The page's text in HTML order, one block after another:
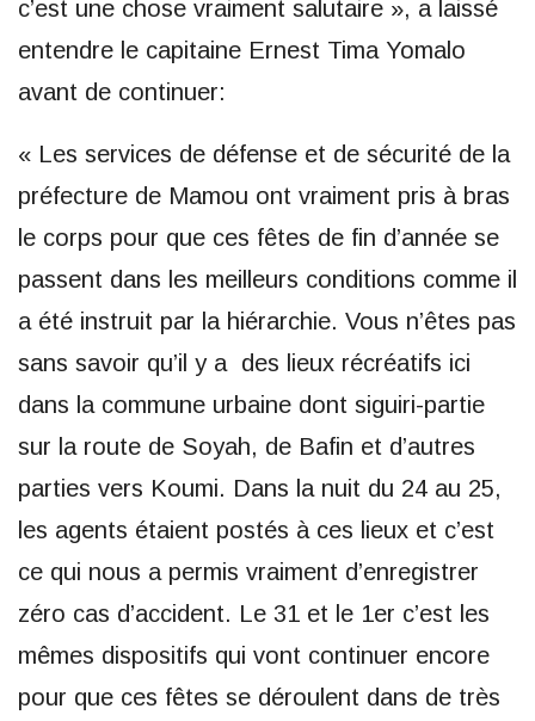
c’est une chose vraiment salutaire », a laissé
entendre le capitaine Ernest Tima Yomalo
avant de continuer:
« Les services de défense et de sécurité de la
préfecture de Mamou ont vraiment pris à bras
le corps pour que ces fêtes de fin d’année se
passent dans les meilleurs conditions comme il
a été instruit par la hiérarchie. Vous n’êtes pas
sans savoir qu’il y a des lieux récréatifs ici
dans la commune urbaine dont siguiri-partie
sur la route de Soyah, de Bafin et d’autres
parties vers Koumi. Dans la nuit du 24 au 25,
les agents étaient postés à ces lieux et c’est
ce qui nous a permis vraiment d’enregistrer
zéro cas d’accident. Le 31 et le 1er c’est les
mêmes dispositifs qui vont continuer encore
pour que ces fêtes se déroulent dans de très